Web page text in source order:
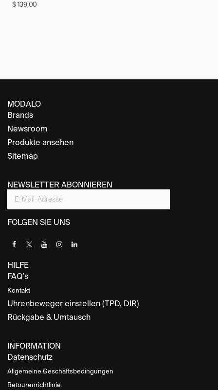
$139,00
MODALO
Brands
Newsroom
Produkte ansehen
Sitemap
NEWSLETTER ABONNIEREN
FOLGEN SIE UNS
HILFE
FAQ’s
Kontakt
Uhrenbeweger einstellen (TPD, DIR)
Rückgabe & Umtausch
INFORMATION
Datenschutz
Allgemeine Geschäftsbedingungen
Retourenrichtlinie